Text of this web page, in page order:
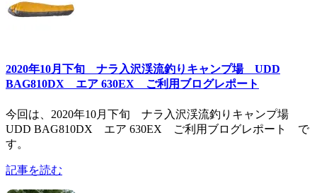
2020年10月下旬 ナラ入沢渓流釣りキャンプ場 UDD
BAG810DX エア 630EX ご利用ブログレポート
今回は、2020年10月下旬 ナラ入沢渓流釣りキャンプ場
UDD BAG810DX エア 630EX ご利用ブログレポート で
す。
記事を読む